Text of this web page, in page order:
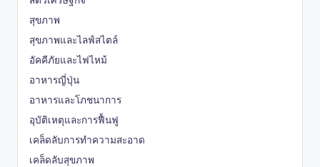
สุขภาพ
สุขภาพและไลฟ์สไตล์
อัคคีภัยและไฟไหม้
อาหารญี่ปุ่น
อาหารและโภชนาการ
อุบัติเหตุและการฟื้นฟู
เคล็ดลับการทำความสะอาด
เคล็ดลับสุขภาพ